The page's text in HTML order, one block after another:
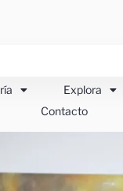
Explora
Contacto